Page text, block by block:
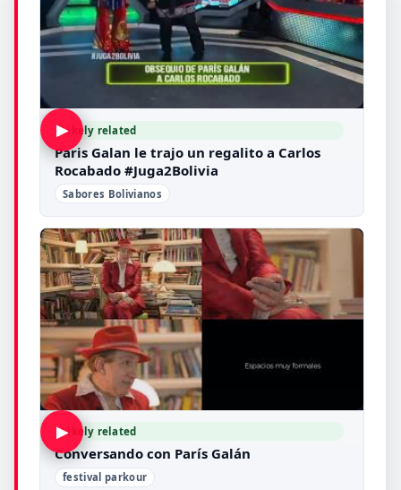
▶Likely related
Paris Galan le trajo un regalito a Carlos
Rocabado #Juga2Bolivia
Sabores Bolivianos
▶Likely related
Conversando con París Galán
festival parkour